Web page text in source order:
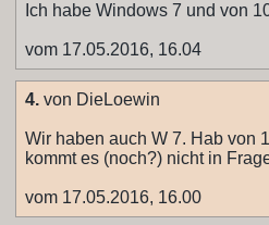
Ich habe Windows 7 und von
vom 17.05.2016, 16.04
4. von DieLoewin
Wir haben auch W 7. Hab von
kommt es (noch?) nicht in
vom 17.05.2016, 16.00